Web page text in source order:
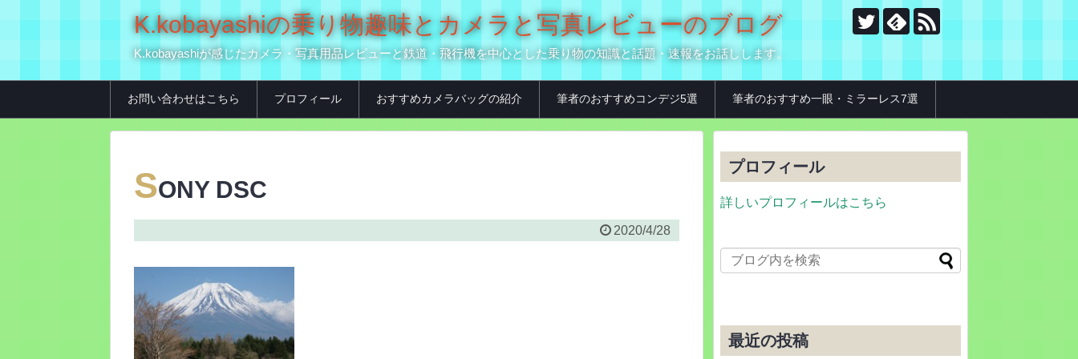
K.kobayashiの乗り物趣味とカメラと写真レビューのブログ
K.kobayashiが感じたカメラ・写真用品レビューと鉄道・飛行機を中心とした乗り物の知識と話題・速報をお話しします。
お問い合わせはこちら プロフィール おすすめカメラバッグの紹介 筆者のおすすめコンデジ5選 筆者のおすすめ一眼・ミラーレス7選
SONY DSC
2020/4/28
プロフィール
詳しいプロフィールはこちら
最近の投稿